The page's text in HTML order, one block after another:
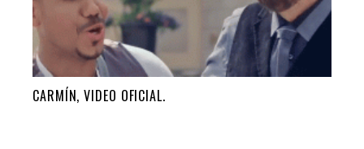
CARMÍN, VIDEO OFICIAL.